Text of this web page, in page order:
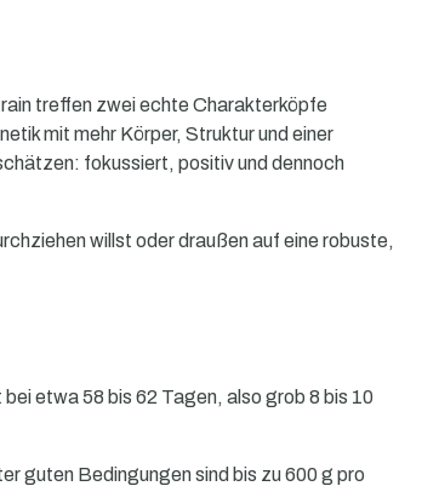
treffen zwei echte Charakterköpfe
mit mehr Körper, Struktur und einer
fokussiert, positiv und dennoch
willst oder draußen auf eine robuste,
etwa 58 bis 62 Tagen, also grob 8 bis 10
guten Bedingungen sind bis zu 600 g pro